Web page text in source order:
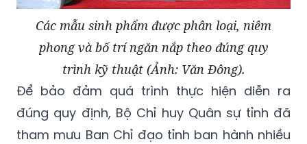
Các mẫu sinh phẩm được phân loại, niêm
phong và bố trí ngăn nắp theo đúng quy
trình kỹ thuật (Ảnh: Văn Đông).
Để bảo đảm quá trình thực hiện diễn ra
đúng quy định, Bộ Chỉ huy Quân sự tỉnh đã
tham mưu Ban Chỉ đạo tỉnh ban hành nhiều